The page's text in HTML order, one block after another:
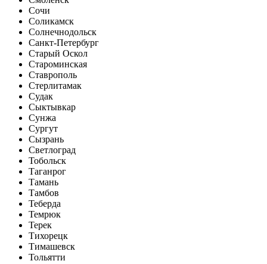
Сочи
Соликамск
Солнечнодольск
Санкт-Петербург
Старый Оскол
Староминская
Ставрополь
Стерлитамак
Судак
Сыктывкар
Сунжа
Сургут
Сызрань
Светлоград
Тобольск
Таганрог
Тамань
Тамбов
Теберда
Темрюк
Терек
Тихорецк
Тимашевск
Тольятти